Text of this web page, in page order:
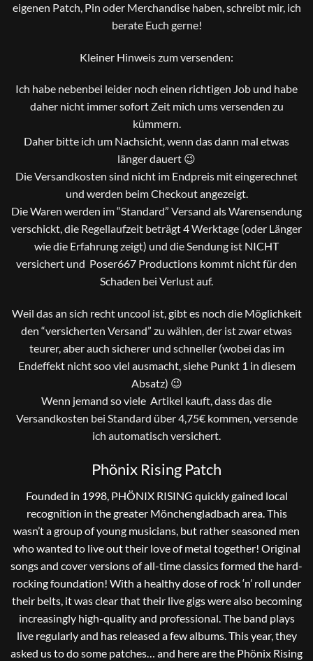
eigenen Patch, Pin oder Merchandise haben, schreibt mir, ich
berate Euch gerne!
Kleiner Hinweis zum versenden:
Ich habe nebenbei leider noch einen richtigen Job und habe
daher nicht immer sofort Zeit mich ums versenden zu
kümmern.
Daher bitte ich um Nachsicht, wenn das dann mal etwas
länger dauert 😉
Die Versandkosten sind nicht im Endpreis mit eingerechnet
und werden beim Checkout angezeigt.
Die Waren werden im “Standard” Versand als Warensendung
verschickt, die Regellaufzeit beträgt 4 Werktage (oder Länger
wie die Erfahrung zeigt) und die Sendung ist NICHT
versichert und Poser667 Productions kommt nicht für den
Schaden bei Verlust auf.
Weil das an sich recht uncool ist, gibt es noch die Möglichkeit
den “versicherten Versand” zu wählen, der ist zwar etwas
teurer, aber auch sicherer und schneller (wobei das im
Endeffekt nicht soo viel ausmacht, siehe Punkt 1 in diesem
Absatz) 😉
Wenn jemand so viele Artikel kauft, dass das die
Versandkosten bei Standard über 4,75€ kommen, versende
ich automatisch versichert.
Phönix Rising Patch
Founded in 1998, PHÖNIX RISING quickly gained local
recognition in the greater Mönchengladbach area. This
wasn’t a group of young musicians, but rather seasoned men
who wanted to live out their love of metal together! Original
songs and cover versions of all-time classics formed the hard-
rocking foundation! With a healthy dose of rock ‘n’ roll under
their belts, it was clear that their live gigs were also becoming
increasingly high-quality and professional. The band plays
live regularly and has released a few albums. This year, they
asked us to do some patches… and here are the Phönix Rising